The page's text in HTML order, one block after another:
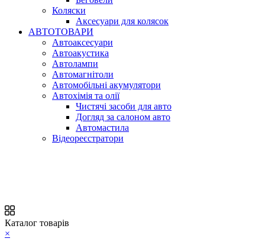
Коляски
Аксесуари для колясок
АВТОТОВАРИ
Автоаксесуари
Автоакустика
Автолампи
Автомагнітоли
Автомобільні акумулятори
Автохімія та олії
Чистячі засоби для авто
Догляд за салоном авто
Автомастила
Відеореєстратори
Каталог товарів
×